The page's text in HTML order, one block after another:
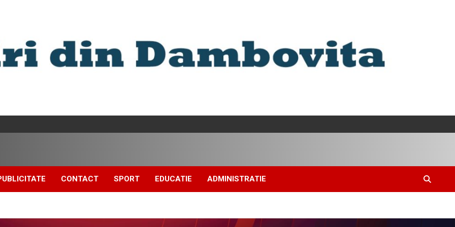
CONTACT SPORT EDUCATIE ADMINISTRATIE